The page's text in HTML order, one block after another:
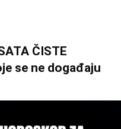
ČISTE
se ne događaju